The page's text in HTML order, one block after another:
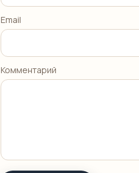
Email
Комментарий